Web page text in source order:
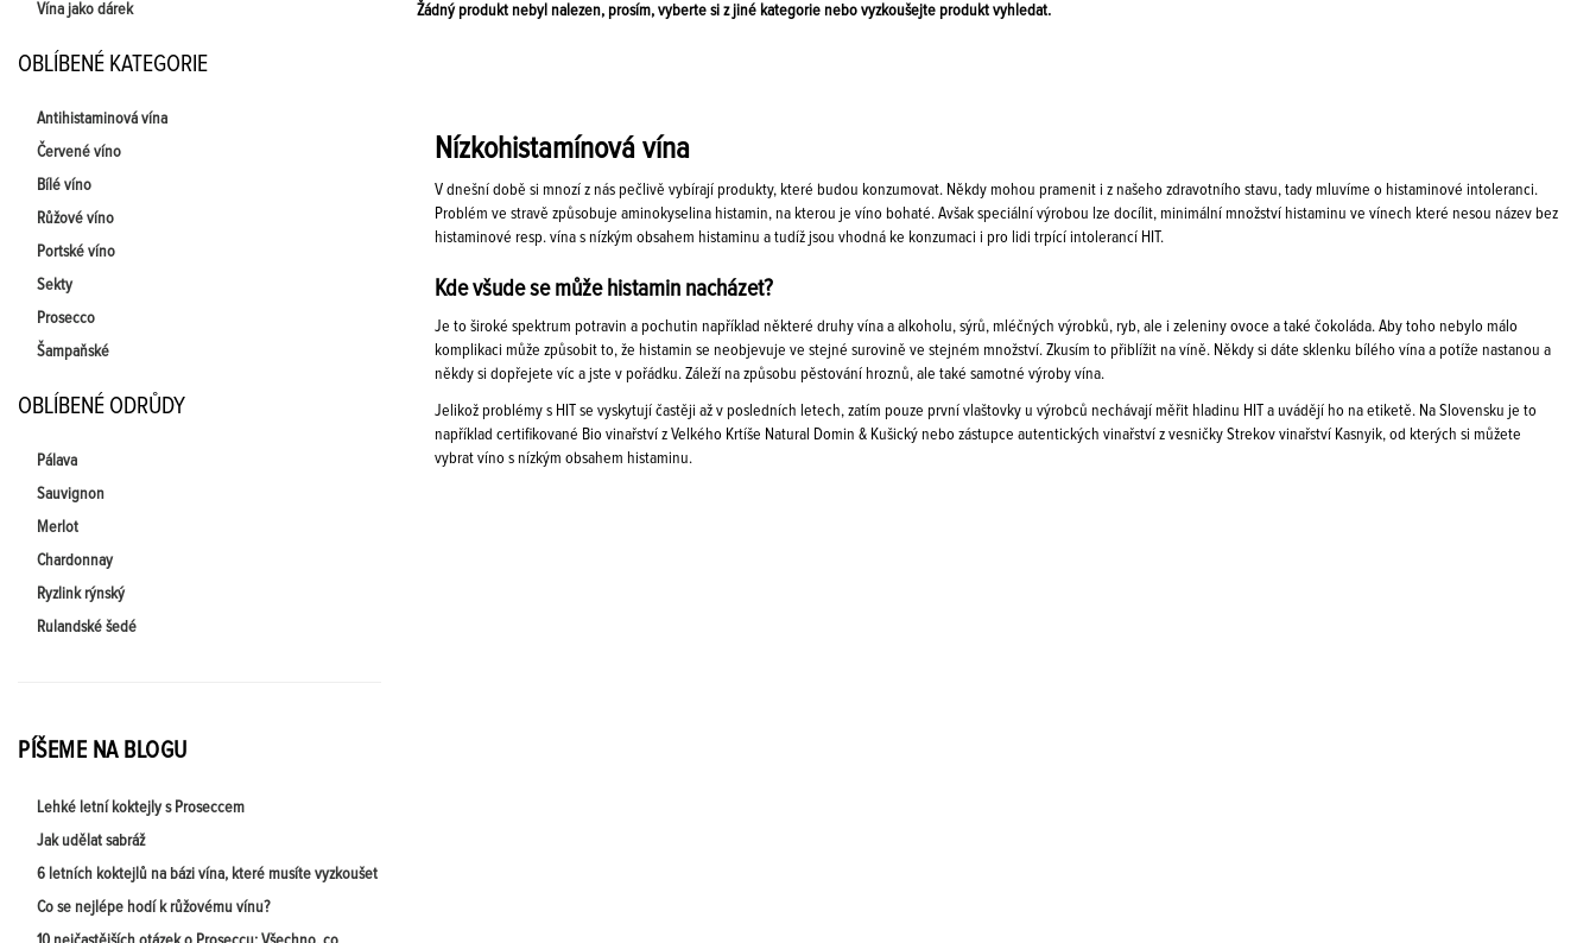
Vína jako dárek
OBLÍBENÉ KATEGORIE
Antihistaminová vína
Červené víno
Bílé víno
Růžové víno
Portské víno
Sekty
Prosecco
Šampaňské
OBLÍBENÉ ODRŮDY
Pálava
Sauvignon
Merlot
Chardonnay
Ryzlink rýnský
Rulandské šedé
PÍŠEME NA BLOGU
Lehké letní koktejly s Proseccem
Jak udělat sabráž
6 letních koktejlů na bázi vína, které musíte vyzkoušet
Co se nejlépe hodí k růžovému vínu?
Žádný produkt nebyl nalezen, prosím, vyberte si z jiné kategorie nebo vyzkoušejte produkt vyhledat.
Nízkohistamínová vína
V dnešní době si mnozí z nás pečlivě vybírají produkty, které budou konzumovat. Někdy mohou pramenit i z našeho zdravotního stavu, tady mluvíme o histaminové intoleranci.
Problém ve stravě způsobuje aminokyselina histamin, na kterou je víno bohaté. Avšak speciální výrobou lze docílit, minimální množství histaminu ve vínech které nesou název bez
histaminové resp. vína s nízkým obsahem histaminu a tudíž jsou vhodná ke konzumaci i pro lidi trpící intolerancí HIT.
Kde všude se může histamin nacházet?
Je to široké spektrum potravin a pochutin například některé druhy vína a alkoholu, sýrů, mléčných výrobků, ryb, ale i zeleniny ovoce a také čokoláda. Aby toho nebylo málo
komplikaci může způsobit to, že histamin se neobjevuje ve stejné surovině ve stejném množství. Zkusím to přiblížit na víně. Někdy si dáte sklenku bílého vína a potíže nastanou a
někdy si dopřejete víc a jste v pořádku. Záleží na způsobu pěstování hroznů, ale také samotné výroby vína.
Jelikož problémy s HIT se vyskytují častěji až v posledních letech, zatím pouze první vlaštovky u výrobců nechávají měřit hladinu HIT a uvádějí ho na etiketě. Na Slovensku je to
například certifikované Bio vinařství z Velkého Krtíše Natural Domin & Kušický nebo zástupce autentických vinařství z vesničky Strekov vinařství Kasnyik, od kterých si můžete
vybrat víno s nízkým obsahem histaminu.